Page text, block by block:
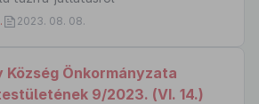
2023. 08. 08.
Község Önkormányzata
9/2023. (VI. 14.)